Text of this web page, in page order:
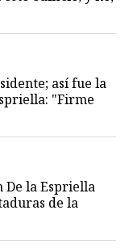
así fue la
"Firme
De la Espriella
de la